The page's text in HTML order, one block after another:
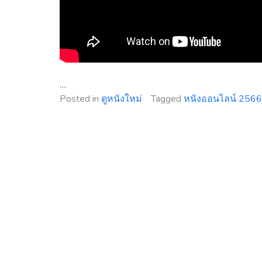
…
Posted in ดูหนังใหม่ Tagged หนังออนไลน์ 2566